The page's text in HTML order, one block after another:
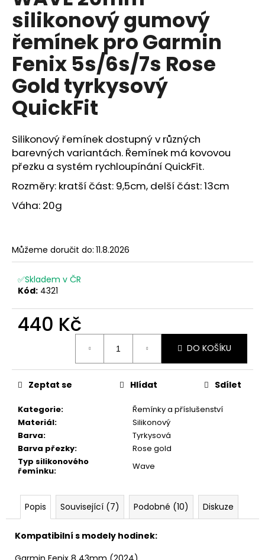
z
5
hvězdiček.
silikonový gumový
řemínek pro Garmin
Fenix 5s/6s/7s Rose
Gold tyrkysový
QuickFit
Silikonový řemínek dostupný v různých
barevných variantách. Řemínek má kovovou
přezku a systém rychloupínání QuickFit.
Rozměry: kratší část: 9,5cm, delší část: 13cm
Váha: 20g
Můžeme doručit do: 11.8.2026
✅Skladem v ČR
Kód: 4321
440 Kč
DO KOŠÍKU
Kategorie:
Řemínky a příslušenství
Materiál:
Silikonový
Barva:
Tyrkysová
Barva přezky:
Rose gold
Typ silikonového
řemínku: Wave
Zeptat se Hlídat Sdílet
Popis Související (7) Podobné (10) Diskuze
Kompatibilní s modely hodinek:
a
j
í
t
?
HLEDAT
D
o
u
č
u
e
m
e